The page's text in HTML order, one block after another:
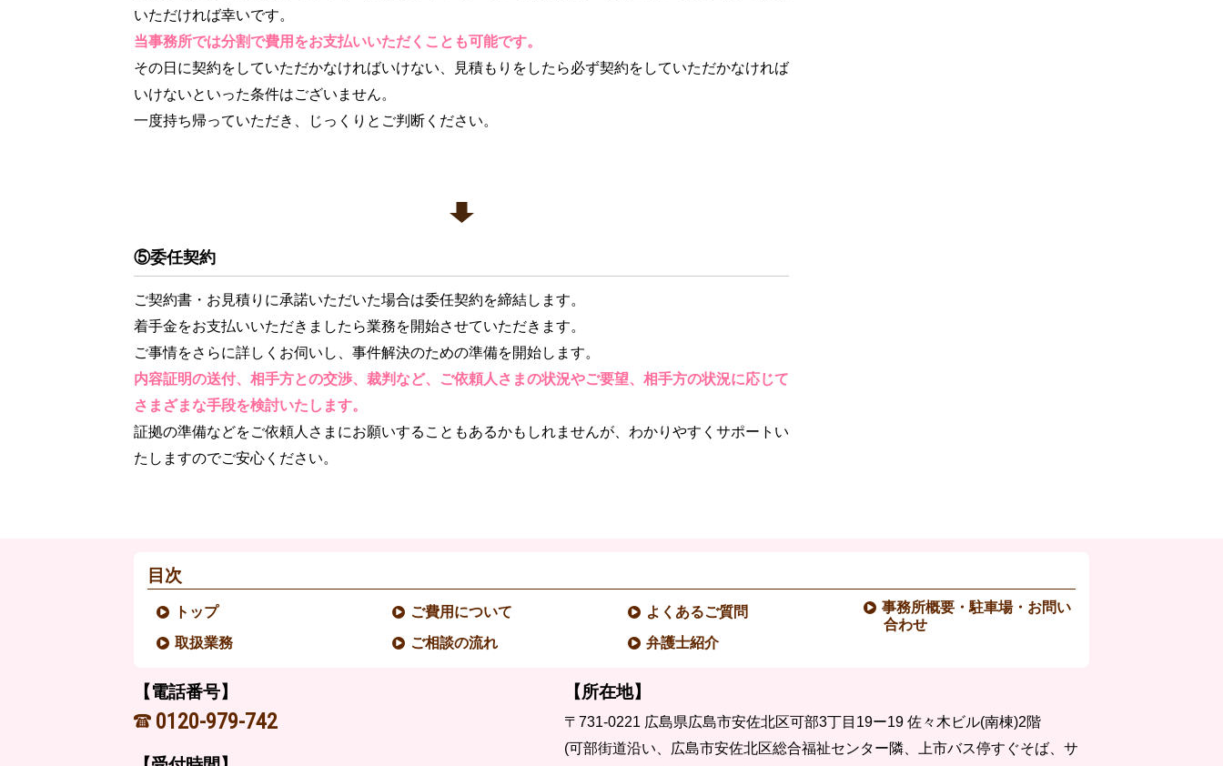
いただければ幸いです。
当事務所では分割で費用をお支払いいただくことも可能です。
その日に契約をしていただかなければいけない、見積もりをしたら必ず契約をしていただかなければ
いけないといった条件はございません。
一度持ち帰っていただき、じっくりとご判断ください。
⑤委任契約
ご契約書・お見積りに承諾いただいた場合は委任契約を締結します。
着手金をお支払いいただきましたら業務を開始させていただきます。
ご事情をさらに詳しくお伺いし、事件解決のための準備を開始します。
内容証明の送付、相手方との交渉、裁判など、ご依頼人さまの状況やご要望、相手方の状況に応じて
さまざまな手段を検討いたします。
証拠の準備などをご依頼人さまにお願いすることもあるかもしれませんが、わかりやすくサポートい
たしますのでご安心ください。
目次
トップ
取扱業務
ご費用について
ご相談の流れ
よくあるご質問
弁護士紹介
事務所概要・駐車場・お問い
合わせ
【電話番号】
0120-979-742
【所在地】
〒731-0221 広島県広島市安佐北区可部3丁目19ー19 佐々木ビル(南棟)2階
(可部街道沿い、広島市安佐北区総合福祉センター隣、上市バス停すぐそば、サ